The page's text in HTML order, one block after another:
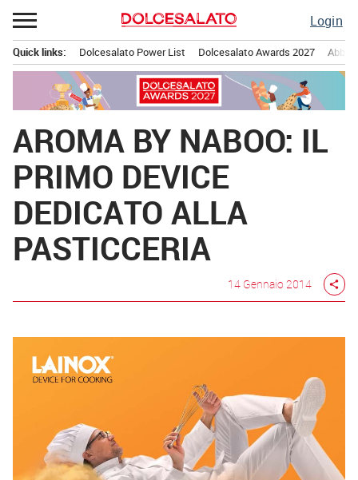
Passa
al
contenuto
Login
principale
Quick links: Dolcesalato Power List Dolcesalato Awards 2027
AROMA BY NABOO: IL
PRIMO DEVICE
DEDICATO ALLA
PASTICCERIA
14 Gennaio 2014 share